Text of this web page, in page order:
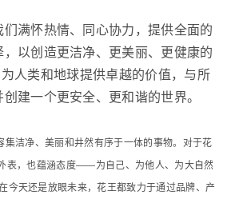
满怀热情、同心协力，提供全面的
，以创造更洁净、更美丽、更健康的
人类和地球提供卓越的价值，与所
建一个更安全、更和谐的世界。
集洁净、美丽和井然有序于一体的事物。对于花
表，也蕴涵态度——为自己、为他人、为大自然
今天还是放眼未来，花王都致力于通过品牌、产